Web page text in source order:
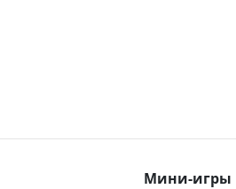
Мини-игры